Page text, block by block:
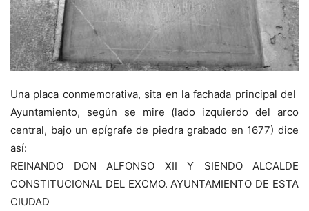
Una placa conmemorativa, sita en la fachada principal del
Ayuntamiento, según se mire (lado izquierdo del arco
central, bajo un epígrafe de piedra grabado en 1677) dice
así:
REINANDO DON ALFONSO XII Y SIENDO ALCALDE
CONSTITUCIONAL DEL EXCMO. AYUNTAMIENTO DE ESTA
CIUDAD